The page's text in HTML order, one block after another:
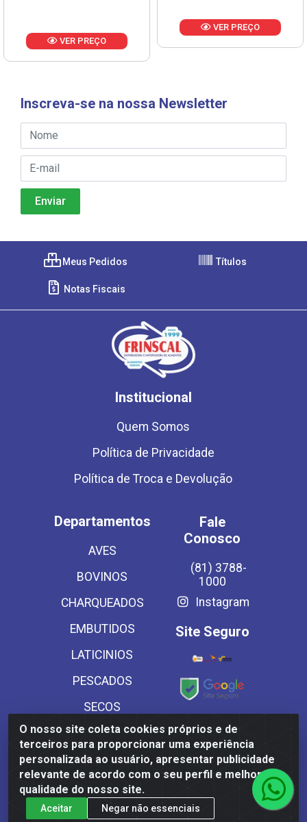
VER PREÇO
Inscreva-se na nossa Newsletter
O nosso site coleta cookies próprios e de
terceiros para proporcionar uma experiência
personalizada ao usuário, apresentar publicidade
relevante de acordo com o seu perfil e melhorar a
qualidade do nosso site.
Aceitar Negar não essenciais
Meus Pedidos Títulos
Notas Fiscais
Institucional
Quem Somos
Política de Privacidade
Política de Troca e Devolução
Departamentos
AVES
BOVINOS
CHARQUEADOS
EMBUTIDOS
LATICINIOS
PESCADOS
SECOS
SUINOS
VEGETAIS CONG E
MASSAS
Fale
Conosco
(81) 3788-
1000
Instagram
Site Seguro
Baixe já
nosso APP